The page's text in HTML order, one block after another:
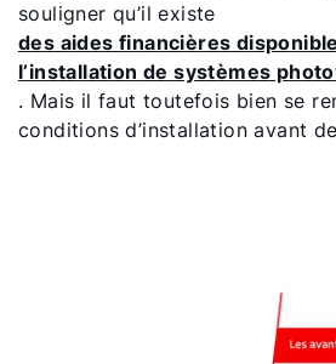
souligner qu’il existe
des aides financières
l’installation de systèmes
. Mais il faut toutefois bien se
conditions d’installation avant